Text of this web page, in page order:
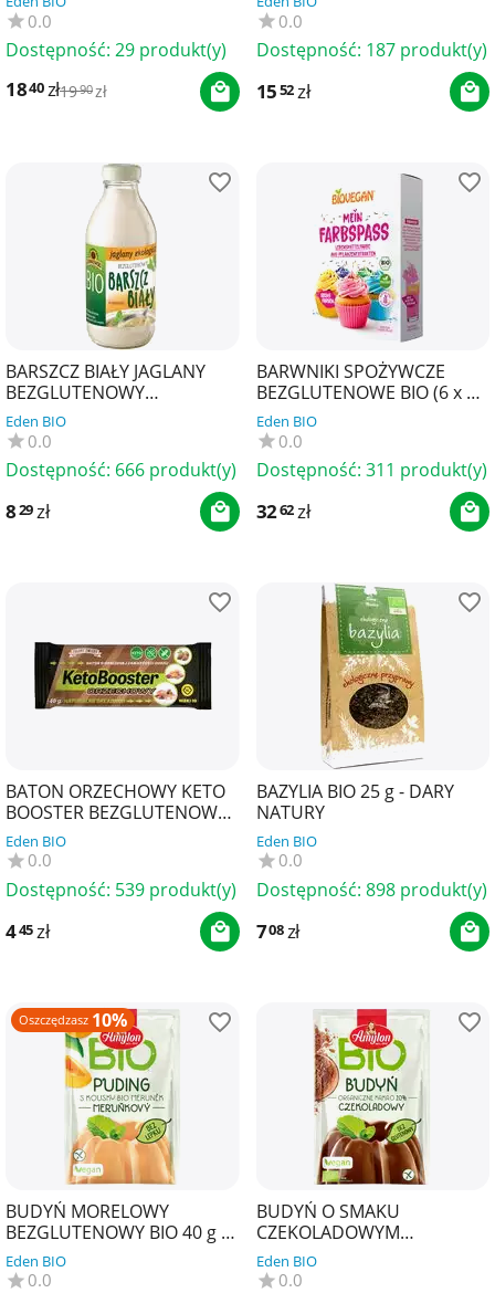
0.0
Dostępność: 29 produkt(y)
1840zł1990 zł
0.0
Dostępność: 187 produkt(y)
1552zł
BARSZCZ BIAŁY JAGLANY
BEZGLUTENOWY
KONCENTRAT BIO 320 ml -
KOWALEWSKI
Eden BIO
0.0
Dostępność: 666 produkt(y)
829zł
BARWNIKI SPOŻYWCZE
BEZGLUTENOWE BIO (6 x 8
g) 48 g - BIOVEGAN
Eden BIO
0.0
Dostępność: 311 produkt(y)
3262zł
BATON ORZECHOWY KETO
BOOSTER BEZGLUTENOWY
40 g - ZMIANY ZMIANY
Eden BIO
0.0
Dostępność: 539 produkt(y)
445zł
BAZYLIA BIO 25 g - DARY
NATURY
Eden BIO
0.0
Dostępność: 898 produkt(y)
708zł
Oszczędzasz 10%
BUDYŃ MORELOWY
BEZGLUTENOWY BIO 40 g -
AMYLON
Eden BIO
0.0
BUDYŃ O SMAKU
CZEKOLADOWYM
BEZGLUTENOWY BIO 40 g -
AMYLON
Eden BIO
0.0